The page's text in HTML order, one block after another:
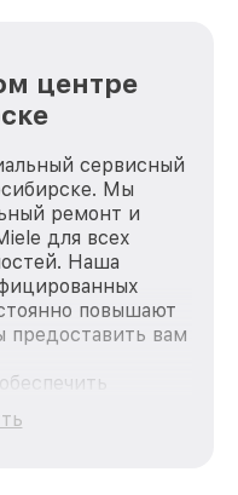
центре
сервисный
Мы
ремонт и
для всех
Наша
повышают
вам
ремонт для
Miele, вне